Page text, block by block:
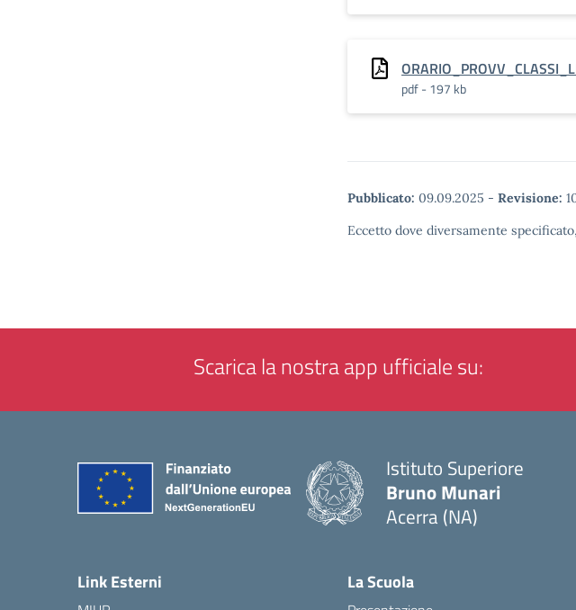
pdf - 197 kb
Pubblicato: 09.09.2025 - Revisione:
Eccetto dove diversamente
Scarica la nostra app ufficiale su:
Istituto Superiore
Bruno Munari
Acerra (NA)
Link Esterni La Scuola